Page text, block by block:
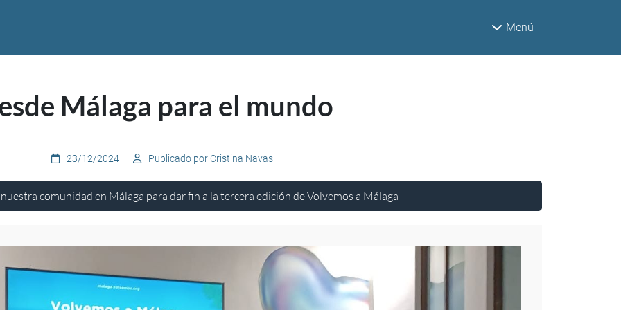
Menú
Málaga para el mundo
23/12/2024 Publicado por Cristina Navas
comunidad en Málaga para dar fin a la tercera edición de Volvemos a Málaga